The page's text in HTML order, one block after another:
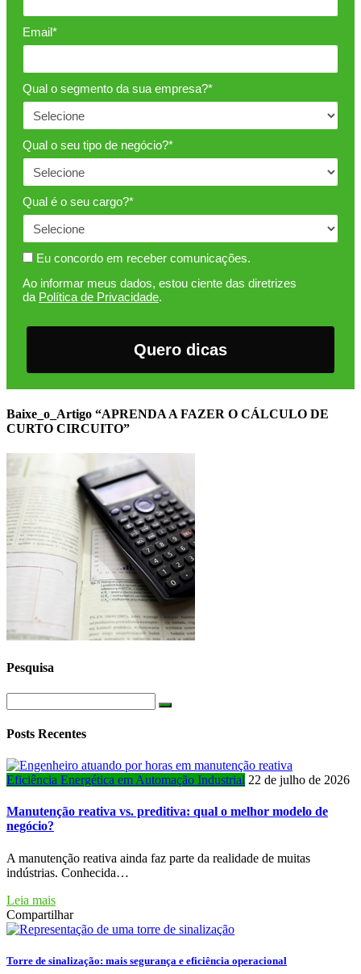
Email*
Qual o segmento da sua empresa?*
Qual o seu tipo de negócio?*
Qual é o seu cargo?*
Eu concordo em receber comunicações.
Ao informar meus dados, estou ciente das diretrizes
da Política de Privacidade.
Quero dicas
Baixe_o_Artigo “APRENDA A FAZER O CÁLCULO DE
CURTO CIRCUITO”
Pesquisa
Posts Recentes
Eficiência Energética em Automação Industrial 22 de julho de 2026
Manutenção reativa vs. preditiva: qual o melhor modelo de
negócio?
A manutenção reativa ainda faz parte da realidade de muitas
indústrias. Conhecida…
Leia mais
Compartilhar
Torre de sinalização: mais segurança e eficiência operacional